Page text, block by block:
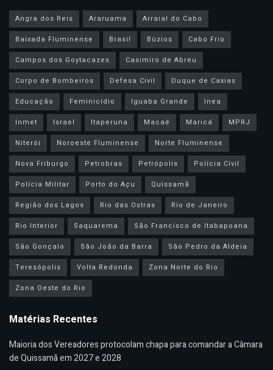
Angra dos Reis Araruama
Arraial do Cabo
Baixada Fluminense
Brasil Búzios
Cabo Frio
Campos dos Goytacazes
Casimiro de Abreu
Corpo de Bombeiros
Defesa Civil
Duque de Caxias
Educação
Feminicídio Iguaba Grande
Inea
Inmet
Israel Itaperuna Macaé Maricá
MPRJ
Niterói
Noroeste Fluminense
Norte Fluminense
Nova Friburgo
Petrobras Petrópolis
Polícia Civil
Polícia Militar
Porto do Açu
Quissamã
Região dos Lagos
Rio das Ostras
Rio de Janeiro
Rio Interior
Saquarema
São Francisco de Itabapoana
São Gonçalo
São João da Barra
São Pedro da Aldeia
Teresópolis
Volta Redonda
Zona Norte do Rio
Zona Oeste do Rio
Matérias Recentes
Maioria dos Vereadores protocolam chapa para comandar a Câmara
de Quissamã em 2027 e 2028